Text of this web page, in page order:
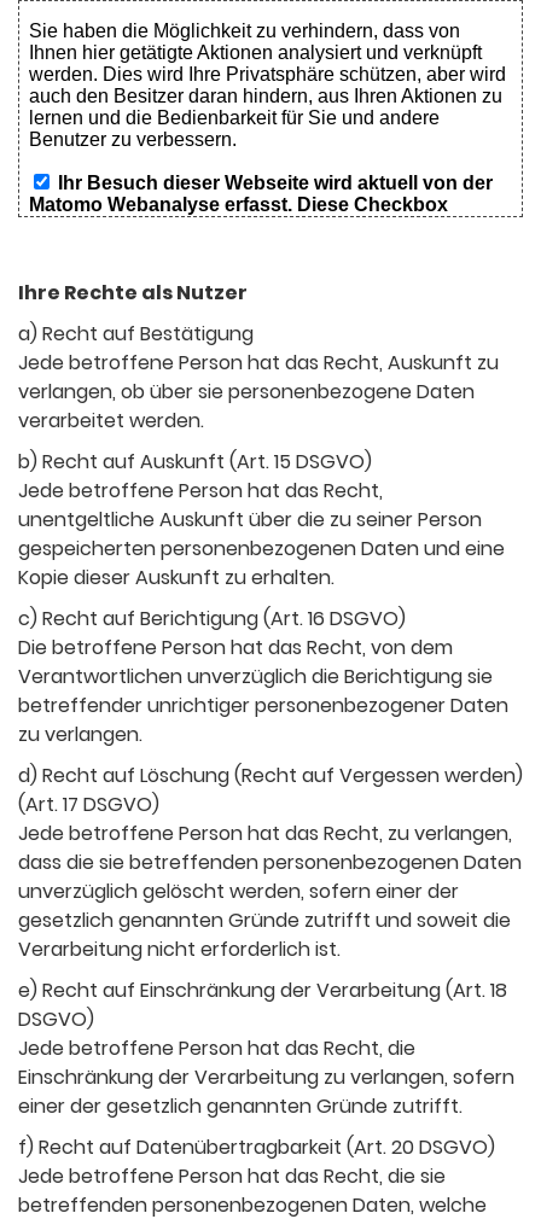
Ihre Rechte als Nutzer
a) Recht auf Bestätigung
Jede betroffene Person hat das Recht, Auskunft zu
verlangen, ob über sie personenbezogene Daten
verarbeitet werden.
b) Recht auf Auskunft (Art. 15 DSGVO)
Jede betroffene Person hat das Recht,
unentgeltliche Auskunft über die zu seiner Person
gespeicherten personenbezogenen Daten und eine
Kopie dieser Auskunft zu erhalten.
c) Recht auf Berichtigung (Art. 16 DSGVO)
Die betroffene Person hat das Recht, von dem
Verantwortlichen unverzüglich die Berichtigung sie
betreffender unrichtiger personenbezogener Daten
zu verlangen.
d) Recht auf Löschung (Recht auf Vergessen werden)
(Art. 17 DSGVO)
Jede betroffene Person hat das Recht, zu verlangen,
dass die sie betreffenden personenbezogenen Daten
unverzüglich gelöscht werden, sofern einer der
gesetzlich genannten Gründe zutrifft und soweit die
Verarbeitung nicht erforderlich ist.
e) Recht auf Einschränkung der Verarbeitung (Art. 18
DSGVO)
Jede betroffene Person hat das Recht, die
Einschränkung der Verarbeitung zu verlangen, sofern
einer der gesetzlich genannten Gründe zutrifft.
f) Recht auf Datenübertragbarkeit (Art. 20 DSGVO)
Jede betroffene Person hat das Recht, die sie
betreffenden personenbezogenen Daten, welche